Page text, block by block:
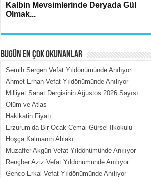
Kalbin Mevsimlerinde Deryada Gül
Olmak...
MEHMET ÇOBAN
İçerdeki Put Dışardaki Maskeler...
BUGÜN EN ÇOK OKUNANLAR
Semih Sergen Vefat Yıldönümünde Anılıyor
Ahmet Erhan Vefat Yıldönümünde Anılıyor
Milliyet Sanat Dergisinin Ağustos 2026 Sayısı
Ölüm ve Atlas
Hakikatin Fiyatı
Erzurum’da Bir Ocak Cemal Gürsel İlkokulu
Hoşça Kalmanın Ahlakı
Muzaffer Akgün Vefat Yıldönümünde Anılıyor
Rençber Aziz Vefat Yıldönümünde Anılıyor
Genco Erkal Vefat Yıldönümünde Anılıyor